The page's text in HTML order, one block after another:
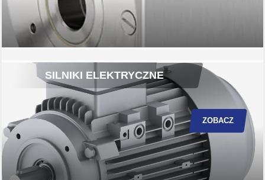
SILNIKI ELEKTRYCZNE
ZOBACZ